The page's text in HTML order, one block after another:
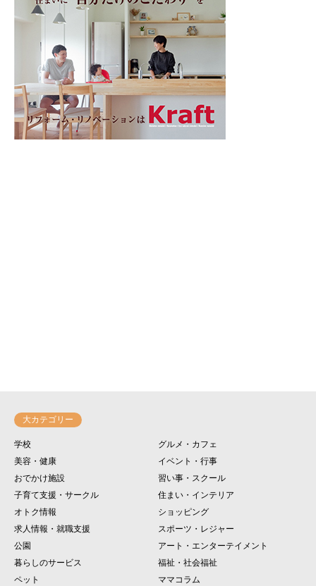
大カテゴリー
学校
グルメ・カフェ
美容・健康
イベント・行事
おでかけ施設
習い事・スクール
子育て支援・サークル
住まい・インテリア
オトク情報
ショッピング
求人情報・就職支援
スポーツ・レジャー
公園
アート・エンターテイメント
暮らしのサービス
福祉・社会福祉
ペット
ママコラム